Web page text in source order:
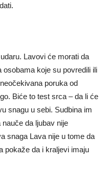
Lavovi će morati da
koje su povredili ili
poruka od
Biće to test srca – da li će
snagu u sebi. Sudbina im
da ljubav nije
snaga Lava nije u tome da
pokaže da i kraljevi imaju